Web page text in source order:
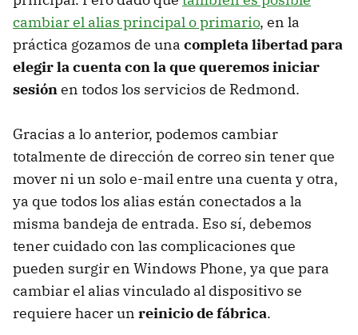
cambiar el alias principal o primario, en la
práctica gozamos de una completa libertad para
elegir la cuenta con la que queremos iniciar
sesiónen todos los servicios de Redmond.
Gracias a lo anterior, podemos cambiar
totalmente de dirección de correo sin tener que
mover ni un solo e-mail entre una cuenta y otra,
ya que todos los alias están conectados a la
misma bandeja de entrada. Eso sí, debemos
tener cuidado con las complicaciones que
pueden surgir en Windows Phone, ya que para
cambiar el alias vinculado al dispositivo se
requiere hacer un reinicio de fábrica.